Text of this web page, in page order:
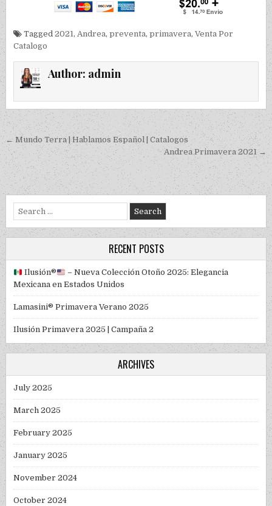
Tagged2021 , Andrea,preventa,primavera,Venta Por
Catalogo
Author: admin
Post navigation
← Mundo Terra | Hablamos Español | Catalogos
Andrea Primavera 2021 →
Search for:
RECENT POSTS
Ilusión®️
– Nueva Colección Otoño 2025: Elegancia
Mexicana en Estados Unidos
Lamasini® Primavera Verano 2025
Ilusión Primavera 2025 | Campaña 2
ARCHIVES
July 2025
March 2025
February 2025
January 2025
November 2024
October 2024